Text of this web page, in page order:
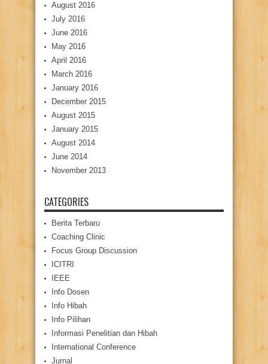
August 2016
July 2016
June 2016
May 2016
April 2016
March 2016
January 2016
December 2015
August 2015
January 2015
August 2014
June 2014
November 2013
CATEGORIES
Berita Terbaru
Coaching Clinic
Focus Group Discussion
ICITRI
IEEE
Info Dosen
Info Hibah
Info Pilihan
Informasi Penelitian dan Hibah
International Conference
Jurnal